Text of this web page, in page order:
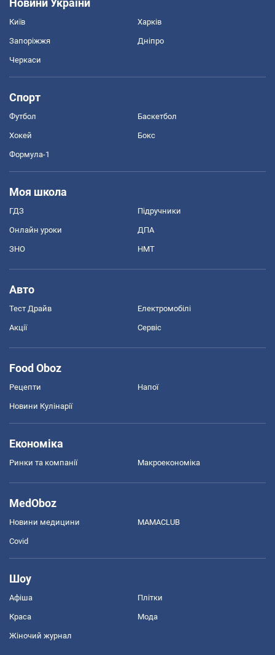
Київ Харків
Запоріжжя Дніпро
Черкаси
Спорт
Футбол Баскетбол
Хокей Бокс
Формула-1
Моя школа
ГДЗ Підручники
Онлайн уроки ДПА
ЗНО НМТ
Авто
Тест Драйв Електромобілі
Акції Сервіс
Food Oboz
Рецепти Напої
Новини Кулінарії
Економіка
Ринки та компанії Макроекономіка
MedOboz
Новини медицини MAMACLUB
Covid
Шоу
Афіша Плітки
Краса Мода
Жіночий журнал